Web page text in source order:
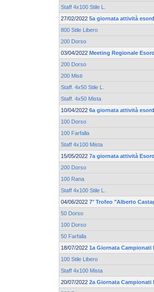
Staff 4x100 Stile L.
27/02/2022 5a giornata attività
800 Stile Libero
200 Dorso
03/04/2022 Meeting Regionale
200 Dorso
200 Misti
Staff. 4x50 Stile L.
Staff. 4x50 Mista
10/04/2022 6a giornata attività
100 Dorso
100 Farfalla
Staff 4x100 Mista
15/05/2022 7a giornata attività
200 Dorso
100 Rana
Staff 4x100 Stile L.
04/06/2022 7° Trofeo "Alberto
50 Dorso
100 Dorso
50 Farfalla
18/07/2022 1a Giornata
100 Stile Libero
Staff 4x100 Mista
20/07/2022 2a Giornata